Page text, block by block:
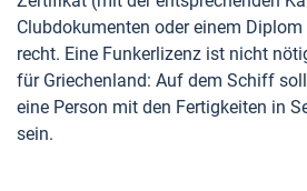
Clubdokumenten oder einem
recht. Eine Funkerlizenz ist nicht
für Griechenland: Auf dem Schiff
eine Person mit den Fertigkeiten in
sein.